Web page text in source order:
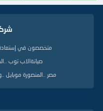
متخصصون في إستعادة
صيانةالاب توب
مصر ..المنصورة موبايل ..واتس آب